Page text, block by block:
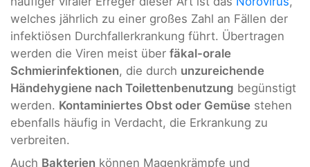
welches jährlich zu einer großes Zahl an Fällen der
infektiösen Durchfallerkrankung führt. Übertragen
werden die Viren meist über fäkal-orale
Schmierinfektionen, die durch unzureichende
Händehygiene nach Toilettenbenutzung begünstigt
werden. Kontaminiertes Obst oder Gemüse stehen
ebenfalls häufig in Verdacht, die Erkrankung zu
verbreiten.
Auch Bakterien können Magenkrämpfe und